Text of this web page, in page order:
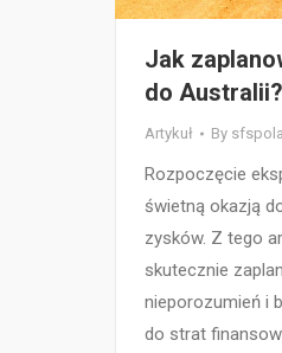
Jak
do Australii?
Artykuł By
Rozpoczęcie
świetną okazją
zysków. Z tego
skutecznie
nieporozumień i
do strat